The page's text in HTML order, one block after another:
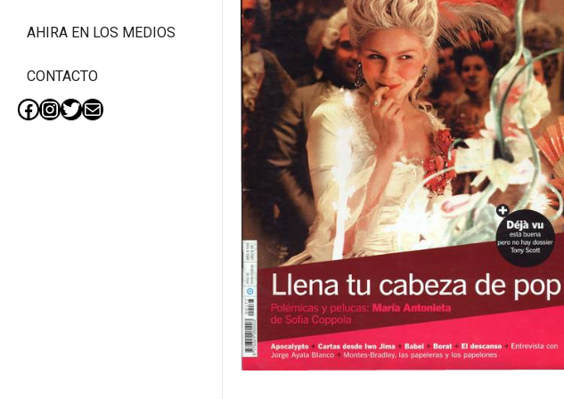
AHIRA EN LOS MEDIOS
CONTACTO
Facebook
Instagram
Twitter
Mail